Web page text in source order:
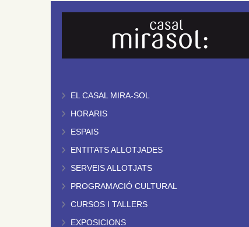
EL CASAL MIRA-SOL
HORARIS
ESPAIS
ENTITATS ALLOTJADES
SERVEIS ALLOTJATS
PROGRAMACIÓ CULTURAL
CURSOS I TALLERS
EXPOSICIONS